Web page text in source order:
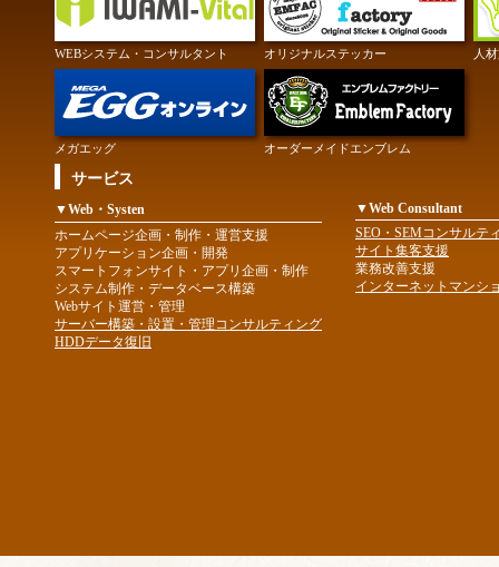
WEBシステム・コンサルタント オリジナルステッカー 人
メガエッグ オーダーメイドエンブレム
サービス
▼Web・Systen
ホームページ企画・制作・運営支援
アプリケーション企画・開発
スマートフォンサイト・アプリ企画・制作
システム制作・データベース構築
Webサイト運営・管理
サーバー構築・設置・管理コンサルティング
HDDデータ復旧
▼Web Consultant
SEO・SEMコンサルテ
サイト集客支援
業務改善支援
インターネットマンシ